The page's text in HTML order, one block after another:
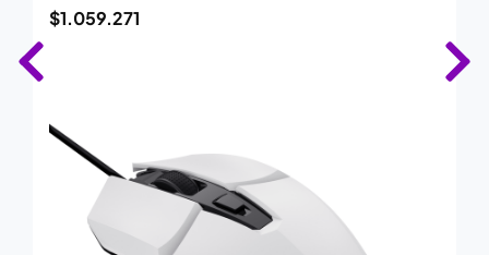
$1.059.271